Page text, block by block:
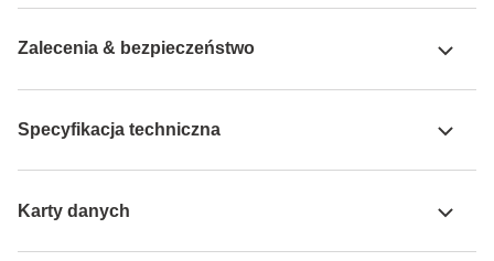
Zalecenia & bezpieczeństwo
Specyfikacja techniczna
Karty danych